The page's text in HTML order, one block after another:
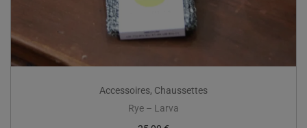
Accessoires, Chaussettes
Rye – Larva